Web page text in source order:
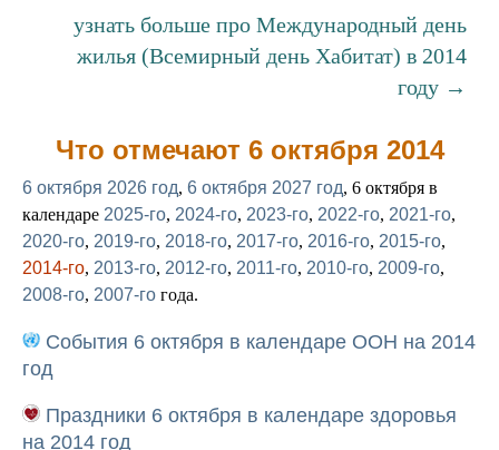
узнать больше про Международный день
жилья (Всемирный день Хабитат) в 2014
году →
Что отмечают 6 октября 2014
6 октября 2026 год, 6 октября 2027 год, 6 октября в
календаре 2025-го, 2024-го, 2023-го, 2022-го, 2021-го,
2020-го, 2019-го, 2018-го, 2017-го, 2016-го, 2015-го,
2014-го, 2013-го, 2012-го, 2011-го, 2010-го, 2009-го,
2008-го, 2007-го года.
События 6 октября в календаре ООН на 2014
год
Праздники 6 октября в календаре здоровья
на 2014 год